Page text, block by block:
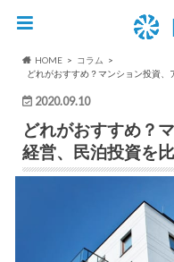
HOME
コラム
どれがおすすめ？マンション投資、
2020.09.10
どれがおすすめ？
経営、民泊投資を